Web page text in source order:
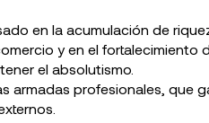
en la acumulación de
y en el fortalecimiento
el absolutismo.
armadas profesionales, que